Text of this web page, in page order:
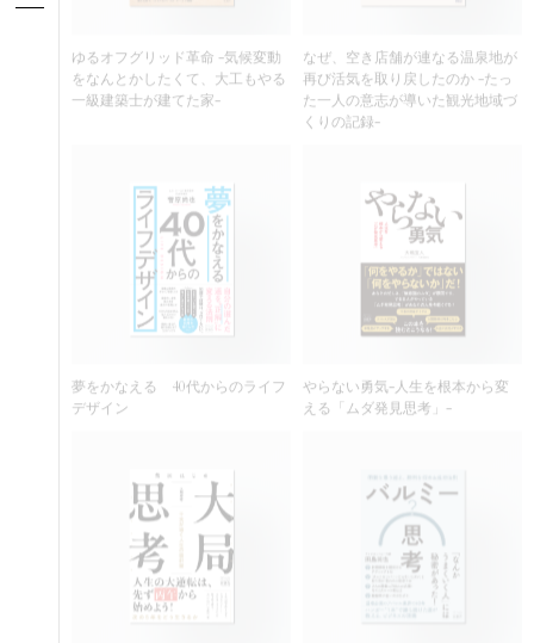
をなんとかしたくて、大工もやる
一級建築士が建てた家-
再び活気を取り戻したのか -たっ
た一人の意志が導いた観光地域づ
くりの記録-
デザイン
える「ムダ発見思考」-